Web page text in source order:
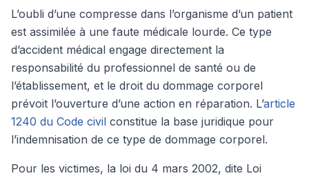
L’oubli d’une compresse dans l’organisme d’un patient
est assimilée à une faute médicale lourde. Ce type
d’accident médical engage directement la
responsabilité du professionnel de santé ou de
l’établissement, et le droit du dommage corporel
prévoit l’ouverture d’une action en réparation. L’article
1240 du Code civil constitue la base juridique pour
l’indemnisation de ce type de dommage corporel.
Pour les victimes, la loi du 4 mars 2002, dite Loi